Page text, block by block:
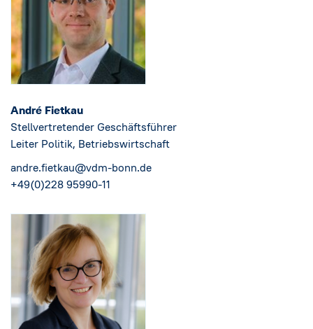
André Fietkau
Stellvertretender Geschäftsführer
Leiter Politik, Betriebswirtschaft
andre.fietkau@vdm-bonn.de
+49(0)228 95990-11